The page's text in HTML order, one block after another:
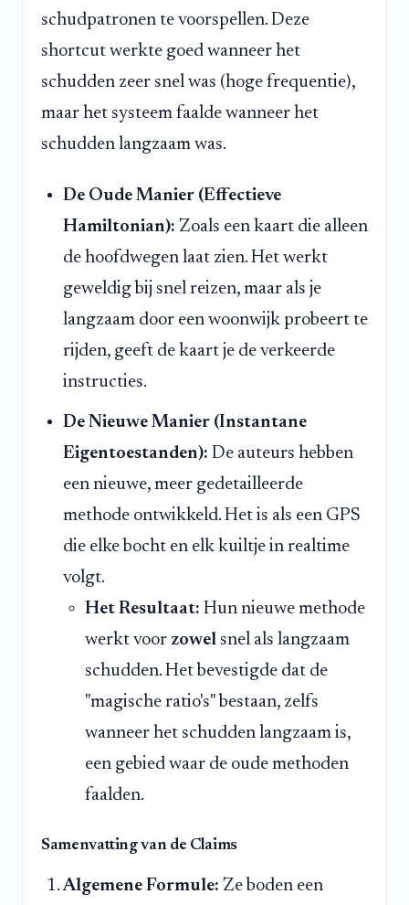
schudpatronen te voorspellen. Deze
shortcut werkte goed wanneer het
schudden zeer snel was (hoge frequentie),
maar het systeem faalde wanneer het
schudden langzaam was.
De Oude Manier (Effectieve
Hamiltonian): Zoals een kaart die alleen
de hoofdwegen laat zien. Het werkt
geweldig bij snel reizen, maar als je
langzaam door een woonwijk probeert te
rijden, geeft de kaart je de verkeerde
instructies.
De Nieuwe Manier (Instantane
Eigentoestanden): De auteurs hebben
een nieuwe, meer gedetailleerde
methode ontwikkeld. Het is als een GPS
die elke bocht en elk kuiltje in realtime
volgt.
Het Resultaat: Hun nieuwe methode
werkt voor zowel snel als langzaam
schudden. Het bevestigde dat de
"magische ratio's" bestaan, zelfs
wanneer het schudden langzaam is,
een gebied waar de oude methoden
faalden.
Samenvatting van de Claims
Algemene Formule: Ze boden een